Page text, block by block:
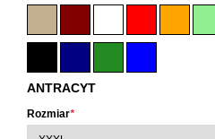
ANTRACYT
*
Rozmiar